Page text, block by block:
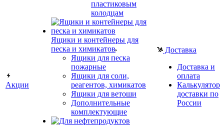
Акции
пластиковым
колодцам
Ящики и контейнеры для
песка и химикатов
Ящики для песка
пожарные
Ящики для соли,
реагентов, химикатов
Ящики для ветоши
Дополнительные
комплектующие
Доставка
Доставка и
оплата
Калькулятор
доставки по
России